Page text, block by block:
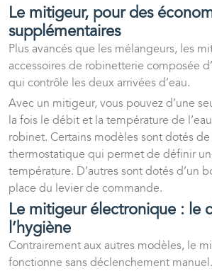
Le mitigeur, pour des
supplémentaires
Plus avancés que les mélangeurs, les
accessoires de robinetterie composée
qui contrôle les deux arrivées d’eau.
Avec un mitigeur, vous pouvez d’une
la fois le débit et la température de
robinet. Certains modèles sont dotés
thermostatique qui permet de définir
température. D’autres sont dotés d’un
place du levier de commande.
Le mitigeur électronique : le
l’hygiène
Contrairement aux autres modèles, le
fonctionne sans déclenchement